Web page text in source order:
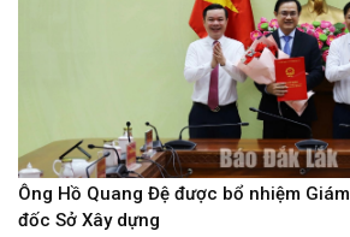
Ông Hồ Quang Đệ được bổ nhiệm Giám
đốc Sở Xây dựng